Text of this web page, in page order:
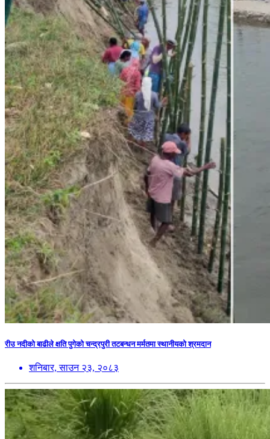
रीउ नदीको बाढीले क्षति पुगेको चन्द्रपुरी तटबन्धन मर्मतमा स्थानीयको श्रमदान
शनिबार, साउन २३, २०८३